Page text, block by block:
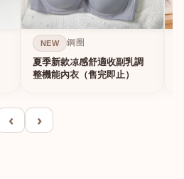
NEW 鋼圈
夏季新款凉感舒適收副乳調
整機能內衣（售完即止）
‹ ›